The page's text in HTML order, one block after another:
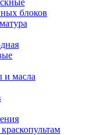
блоков
и масла